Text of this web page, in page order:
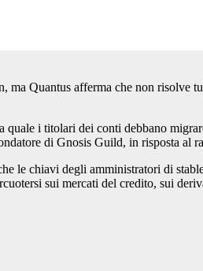
ma Quantus afferma che non
quale i titolari dei conti debbano
di Gnosis Guild, in risposta al
le chiavi degli amministratori di
sui mercati del credito, sui